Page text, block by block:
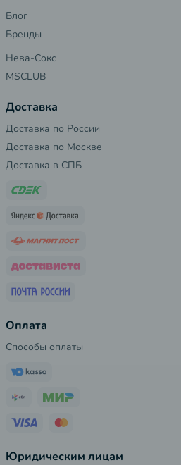
Блог
Бренды
Нева-Сокс
MSCLUB
Доставка
Доставка по России
Доставка по Москве
Доставка в СПБ
Оплата
Способы оплаты
Юридическим лицам